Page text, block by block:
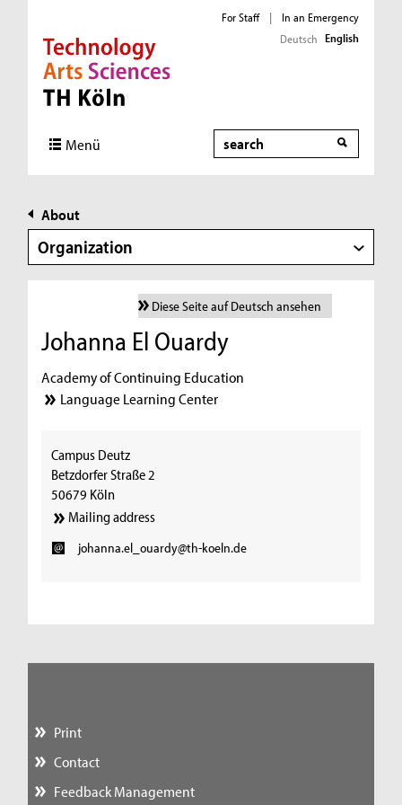
Direkt zur Hauptnavigation
Direkt zur Subnavigation
Direkt zum Inhalt
Direkt zum Fußbereich
For Staff |
In an Emergency
Deutsch English
Menü Search
About
Organization
Diese Seite auf Deutsch ansehen
Johanna El Ouardy
Academy of Continuing Education
Language Learning Center
Campus Deutz
Betzdorfer Straße 2
50679 Köln
Mailing address
johanna.el_ouardy@th-koeln.de
Print
Contact
Feedback Management